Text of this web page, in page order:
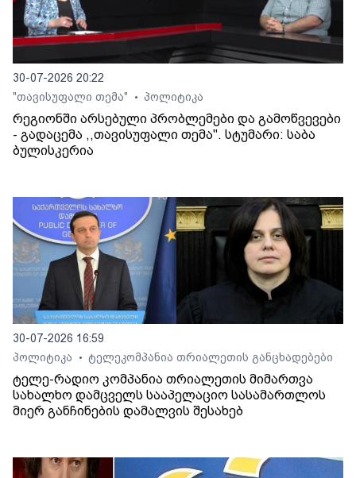
30-07-2026 20:22
"თავისუფალი თემა"
• პოლიტიკა
რეგიონში არსებული პრობლემები და გამოწვევები
- გადაცემა ,,თავისუფალი თემა". სტუმარი: საბა
ბულისკერია
30-07-2026 16:59
პოლიტიკა
• ტელეკომპანია თრიალეთის განცხადებები
ტელე-რადიო კომპანია თრიალეთის მიმართვა
სახალხო დამცველს სააპელაციო სასამართლოს
მიერ განჩინების დამალვის შესახებ